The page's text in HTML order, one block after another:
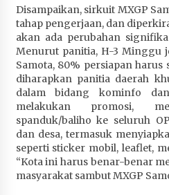
1 bulan ago
Capaian Program Pemerintah
Sumbawa Terus Dirasakan
1 bulan ago
Disampaikan, sirkuit MXGP
tahap pengerjaan, dan
akan ada perubahan
Menurut panitia, H-3 Minggu
Samota, 80% persiapan harus
diharapkan panitia daerah
dalam bidang kominfo
melakukan promosi,
spanduk/baliho ke seluruh
dan desa, termasuk
seperti sticker mobil, leaflet,
“Kota ini harus benar-benar
masyarakat sambut MXGP